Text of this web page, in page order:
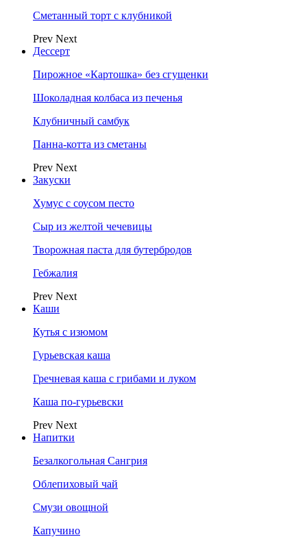
Сметанный торт с клубникой
Prev Next
Дессерт
Пирожное «Картошка» без сгущенки
Шоколадная колбаса из печенья
Клубничный самбук
Панна-котта из сметаны
Prev Next
Закуски
Хумус с соусом песто
Сыр из желтой чечевицы
Творожная паста для бутербродов
Гебжалия
Prev Next
Каши
Кутья с изюмом
Гурьевская каша
Гречневая каша с грибами и луком
Каша по-гурьевски
Prev Next
Напитки
Безалкогольная Сангрия
Облепиховый чай
Смузи овощной
Капучино